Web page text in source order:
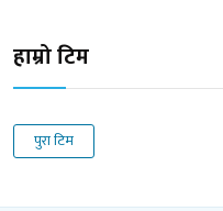
हाम्रो टिम
पुरा टिम